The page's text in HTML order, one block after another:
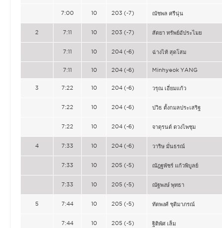
7:00 10 203 (-7) ณัชพล ศรีนุ่น
2 7:11 10 203 (-7) สัตยา ทรัพย์อัประไมย
7:11 10 204 (-6) ฉ่างไท้ สุดโสม
7:11 10 204 (-6) Minhyeok YANG
3 7:22 10 204 (-6) วรุณ เอี่ยมแก้ว
7:22 10 204 (-6) ปวิธ ตั้งกมลประเสริฐ
7:22 10 204 (-6) จาตุรนต์ ดวงไพชุม
4 7:33 10 204 (-6) วาริษ มั่นธรณ์
7:33 10 205 (-5) ณัฎฐพัชร์ แก้วพิบูลย์
7:33 10 205 (-5) ณัฐพงษ์ พุทธา
5 7:44 10 205 (-5) ทัตพงศ์ ชุติมาภรณ์
7:44 10 205 (-5) ฐิติพัศ เล็ม